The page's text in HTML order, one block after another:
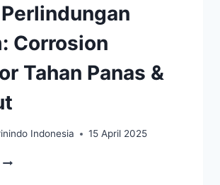
Corrosion
Tahan Panas &
Indonesia 15 April 2025